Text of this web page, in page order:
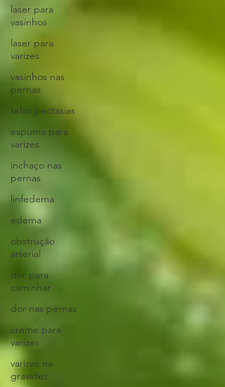
laser para
vasinhos
laser para
varizes
vasinhos nas
pernas
telangiectasias
espuma para
varizes
inchaço nas
pernas
linfedema
edema
obstrução
arterial
dor para
caminhar
dor nas pernas
creme para
varizes
varizes na
gravidez